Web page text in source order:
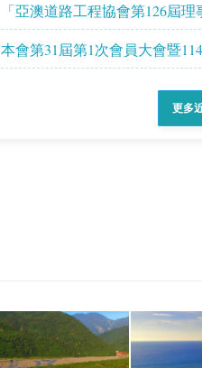
「亞澳道路工程協會第126屆
14屆商業論壇」
本會第31屆第1次會員大會暨
更多